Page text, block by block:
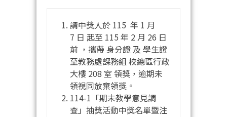
請中獎人於 115 年 1 月
7 日 起至 115 年 2 月 26 日
前 ，攜帶 身分證 及 學生證
至教務處課務組 校總區行政
大樓 208 室 領獎，逾期未
領視同放棄領獎。
114-1「期末教學意見調
查」抽獎活動中獎名單暨注